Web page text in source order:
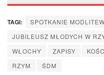
TAGI:
SPOTKANIE
JUBILEUSZ MŁODYCH W
WŁOCHY
ZAPISY
RZYM
ŚDM